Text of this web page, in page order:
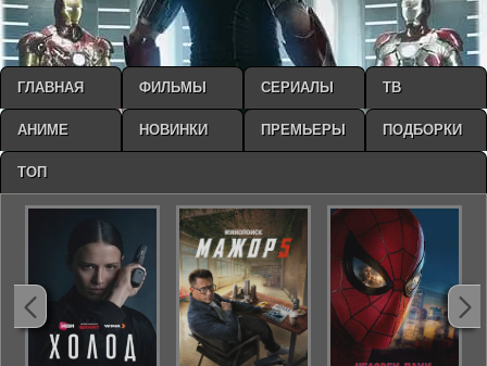
ГЛАВНАЯ ФИЛЬМЫ СЕРИАЛЫ ТВ
АНИМЕ НОВИНКИ ПРЕМЬЕРЫ ПОДБОРКИ
ТОП